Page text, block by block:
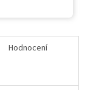
Hodnocení